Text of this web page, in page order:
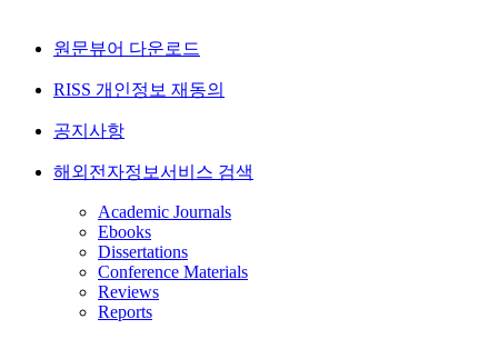
원문뷰어 다운로드
RISS 개인정보 재동의
공지사항
해외전자정보서비스 검색
Academic Journals
Ebooks
Dissertations
Conference Materials
Reviews
Reports